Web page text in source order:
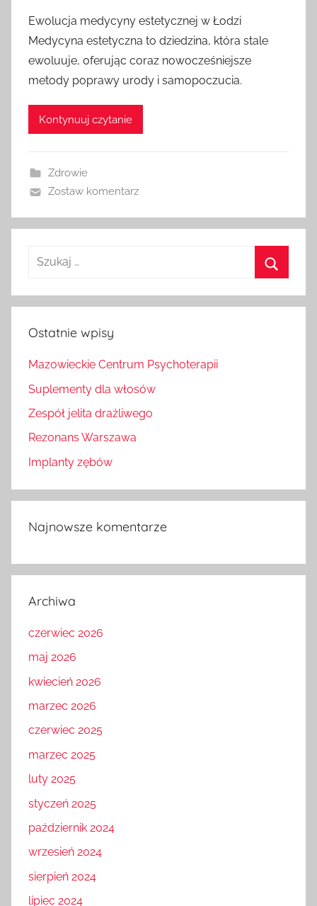
Ewolucja medycyny estetycznej w Łodzi
Medycyna estetyczna to dziedzina, która stale
ewoluuje, oferując coraz nowocześniejsze
metody poprawy urody i samopoczucia.
Kontynuuj czytanie
Zdrowie
Zostaw komentarz
Szukaj
Ostatnie wpisy
Mazowieckie Centrum Psychoterapii
Suplementy dla włosów
Zespół jelita drażliwego
Rezonans Warszawa
Implanty zębów
Najnowsze komentarze
Archiwa
czerwiec 2026
maj 2026
kwiecień 2026
marzec 2026
czerwiec 2025
marzec 2025
luty 2025
styczeń 2025
październik 2024
wrzesień 2024
sierpień 2024
lipiec 2024